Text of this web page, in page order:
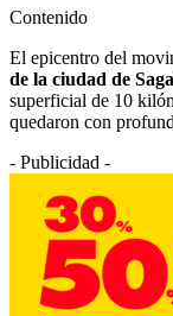
Contenido
El epicentro del
de la ciudad de
superficial de 10
quedaron con
- Publicidad -